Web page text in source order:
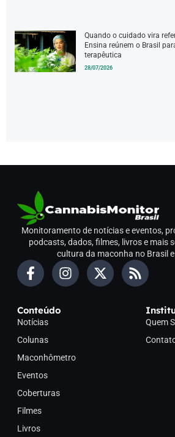
Quando o cuidado vira
Ensina reúnem o Brasil
terapêutica
28/07/2026
Monitoramento de notícias e eventos,
podcasts, dados, filmes, livros e mais
cultura da maconha no Brasil
Conteúdo
Notícias
Colunas
Maconhômetro
Eventos
Coberturas
Filmes
Livros
Quem